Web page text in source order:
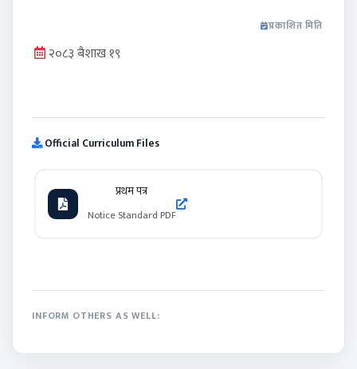
प्रकाशित मिति
२०८३ बैशाख १९
Official Curriculum Files
प्रथम पत्र
Notice Standard PDF
INFORM OTHERS AS WELL: